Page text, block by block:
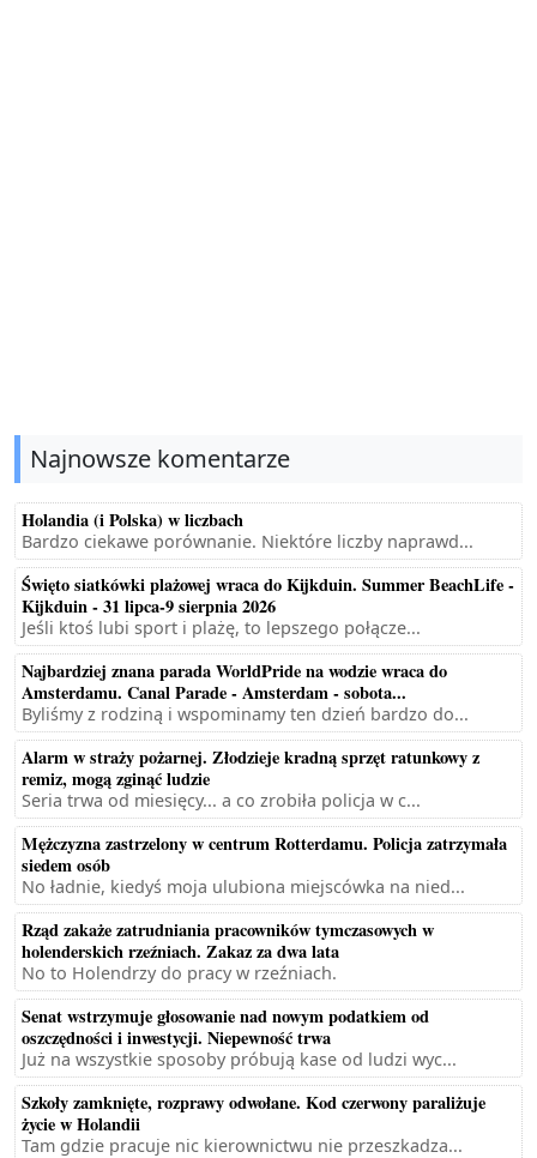
Najnowsze komentarze
Holandia (i Polska) w liczbach
Bardzo ciekawe porównanie. Niektóre liczby naprawd...
Święto siatkówki plażowej wraca do Kijkduin. Summer BeachLife -
Kijkduin - 31 lipca-9 sierpnia 2026
Jeśli ktoś lubi sport i plażę, to lepszego połącze...
Najbardziej znana parada WorldPride na wodzie wraca do
Amsterdamu. Canal Parade - Amsterdam - sobota...
Byliśmy z rodziną i wspominamy ten dzień bardzo do...
Alarm w straży pożarnej. Złodzieje kradną sprzęt ratunkowy z
remiz, mogą zginąć ludzie
Seria trwa od miesięcy... a co zrobiła policja w c...
Mężczyzna zastrzelony w centrum Rotterdamu. Policja zatrzymała
siedem osób
No ładnie, kiedyś moja ulubiona miejscówka na nied...
Rząd zakaże zatrudniania pracowników tymczasowych w
holenderskich rzeźniach. Zakaz za dwa lata
No to Holendrzy do pracy w rzeźniach.
Senat wstrzymuje głosowanie nad nowym podatkiem od
oszczędności i inwestycji. Niepewność trwa
Już na wszystkie sposoby próbują kase od ludzi wyc...
Szkoły zamknięte, rozprawy odwołane. Kod czerwony paraliżuje
życie w Holandii
Tam gdzie pracuje nic kierownictwu nie przeszkadza...